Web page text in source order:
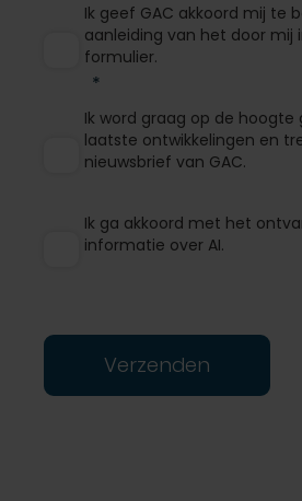
Ik geef GAC akkoord mij te
aanleiding van het door mij
formulier.
Ik word graag op de hoogte
laatste ontwikkelingen en
nieuwsbrief van GAC.
Ik ga akkoord met het
informatie over AI.
Verzenden